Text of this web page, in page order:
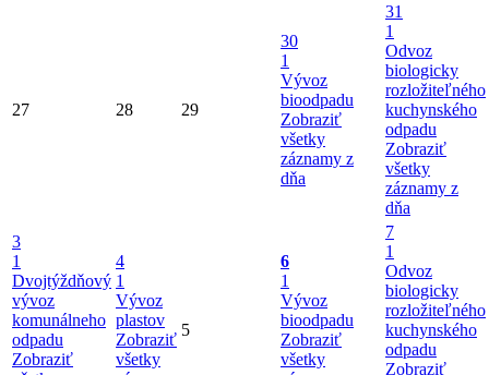
27 28 29
30
1
Vývoz
bioodpadu
Zobraziť
všetky
záznamy z
dňa
31
1
Odvoz
biologicky
rozložiteľného
kuchynského
odpadu
Zobraziť
všetky
záznamy z
dňa
3
1
Dvojtýždňový
vývoz
komunálneho
odpadu
Zobraziť
4
1
Vývoz
plastov
Zobraziť
všetky
5
6
1
Vývoz
bioodpadu
Zobraziť
všetky
7
1
Odvoz
biologicky
rozložiteľného
kuchynského
odpadu
Zobraziť